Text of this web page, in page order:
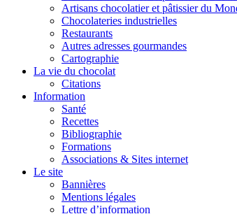
Artisans chocolatier et pâtissier du
Chocolateries industrielles
Restaurants
Autres adresses gourmandes
Cartographie
La vie du chocolat
Citations
Information
Santé
Recettes
Bibliographie
Formations
Associations & Sites internet
Le site
Bannières
Mentions légales
Lettre d’information